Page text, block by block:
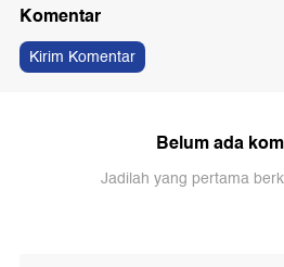
Komentar
Kirim Komentar
Belum ada
Jadilah yang pertama